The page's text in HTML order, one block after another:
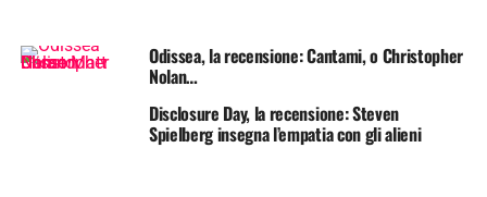
Odissea, la recensione: Cantami, o Christopher
Nolan…
Disclosure Day, la recensione: Steven
Spielberg insegna l’empatia con gli alieni